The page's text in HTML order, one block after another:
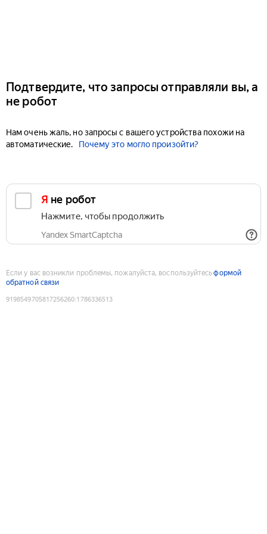
Подтвердите, что запросы отправляли вы, а
не робот
Нам очень жаль, но запросы с вашего устройства похожи на
автоматические.
Почему это могло произойти?
Я не робот
Нажмите, чтобы продолжить
Yandex SmartCaptcha
Если у вас возникли проблемы, пожалуйста, воспользуйтесьформой
обратной связи
9198549705817256260:1786336513